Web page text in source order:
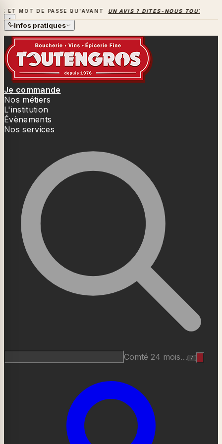
QU'AVANT UN AVIS ? DITES-NOUS TOUT → LA SAISON DES
LA SAISON DES BARBECUES BAT SON PLEIN
Infos pratiques
Je commande
Nos métiers
L'institution
Évènements
Nos services
Roquefort AOP… /